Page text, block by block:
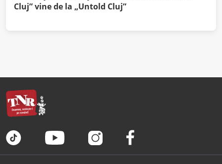
Cluj” vine de la „Untold Cluj”